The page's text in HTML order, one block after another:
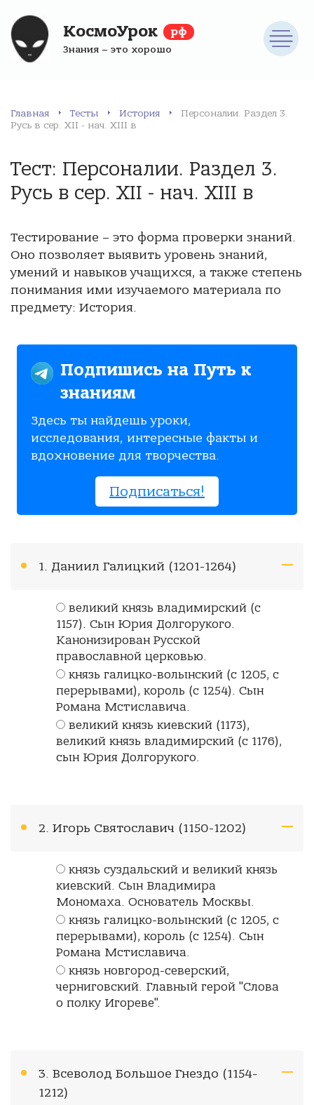
КосмоУрок рф
Знания – это хорошо
Главная Тесты История
Персоналии. Раздел 3.
Русь в сер. XII - нач. XIII в
Тест: Персоналии. Раздел 3.
Русь в сер. XII - нач. XIII в
Тестирование – это форма проверки знаний.
Оно позволяет выявить уровень знаний,
умений и навыков учащихся, а также степень
понимания ими изучаемого материала по
предмету: История.
Подпишись на Путь к
знаниям
Здесь ты найдешь уроки,
исследования, интересные факты и
вдохновение для творчества.
Подписаться!
1. Даниил Галицкий (1201-1264)
великий князь владимирский (с
1157). Сын Юрия Долгорукого.
Канонизирован Русской
православной церковью.
князь галицко-волынский (с 1205, с
перерывами), король (с 1254). Сын
Романа Мстиславича.
великий князь киевский (1173),
великий князь владимирский (с 1176),
сын Юрия Долгорукого.
2. Игорь Святославич (1150-1202)
князь суздальский и великий князь
киевский. Сын Владимира
Мономаха. Основатель Москвы.
князь галицко-волынский (с 1205, с
перерывами), король (с 1254). Сын
Романа Мстиславича.
князь новгород-северский,
черниговский. Главный герой "Слова
о полку Игореве".
3. Всеволод Большое Гнездо (1154-
1212)